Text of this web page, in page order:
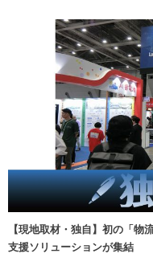
【現地取材・独自】初の「
支援ソリューションが集結